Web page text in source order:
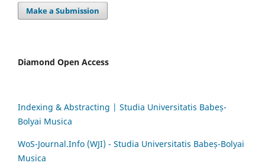
Make a Submission
Diamond Open Access
Indexing & Abstracting | Studia Universitatis Babeș-
Bolyai Musica
WoS-Journal.Info (WJI) - Studia Universitatis Babeș-Bolyai
Musica